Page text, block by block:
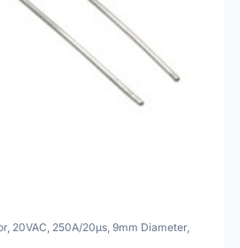
20VAC, 250A/20µs, 9mm Diameter,